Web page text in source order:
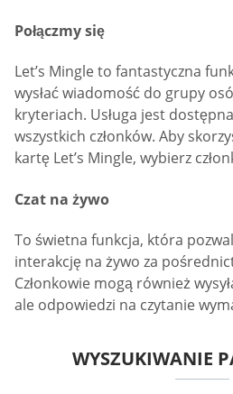
Połączmy się
Let’s Mingle to fantastyczna
wysłać wiadomość do grupy
kryteriach. Usługa jest
wszystkich członków. Aby
kartę Let’s Mingle, wybierz
Czat na żywo
To świetna funkcja, która
interakcję na żywo za
Członkowie mogą również
ale odpowiedzi na czytanie
WYSZUKIWANIE